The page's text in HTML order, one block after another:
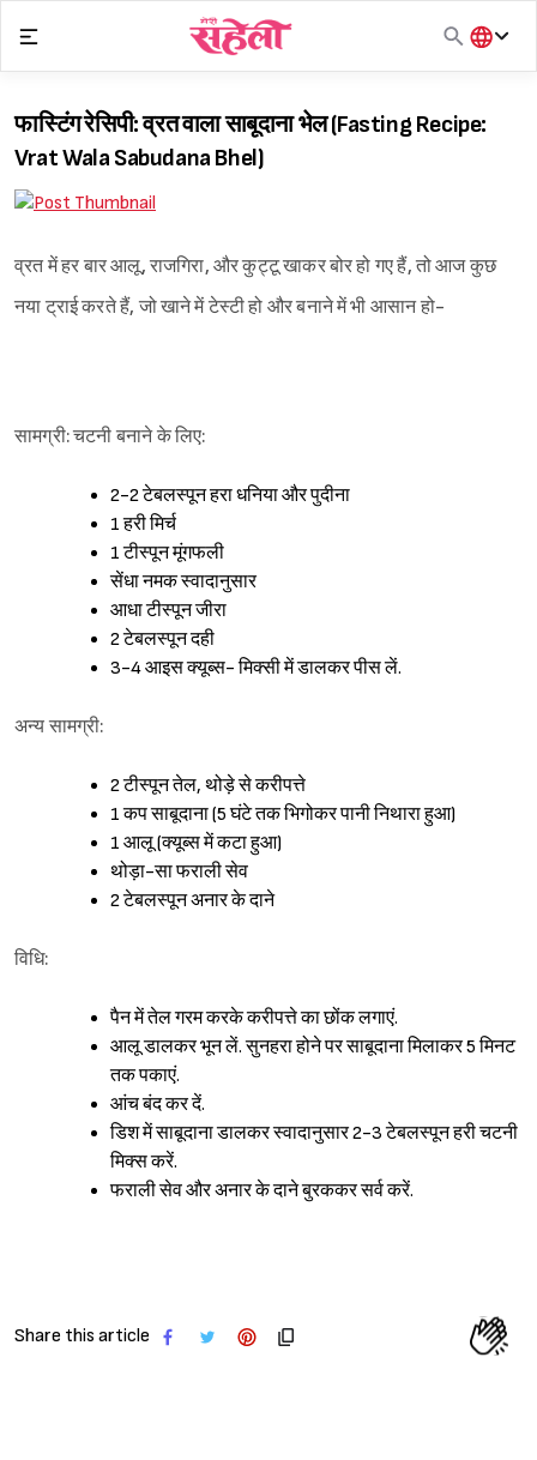
Sign in
content
हिंदी
मराठी
फास्टिंग रेसिपी: व्रत वाला साबूदाना भेल (Fasting Recipe:
Vrat Wala Sabudana Bhel)
व्रत में हर बार आलू, राजगिरा, और कुट्टू खाकर बोर हो गए हैं, तो आज कुछ
नया ट्राई करते हैं, जो खाने में टेस्टी हो और बनाने में भी आसान हो-
सामग्री: चटनी बनाने के लिए:
2-2 टेबलस्पून हरा धनिया और पुदीना
1 हरी मिर्च
1 टीस्पून मूंगफली
सेंधा नमक स्वादानुसार
आधा टीस्पून जीरा
2 टेबलस्पून दही
3-4 आइस क्यूब्स- मिक्सी में डालकर पीस लें.
अन्य सामग्री:
2 टीस्पून तेल, थोड़े से करीपत्ते
1 कप साबूदाना (5 घंटे तक भिगोकर पानी निथारा हुआ)
1 आलू (क्यूब्स में कटा हुआ)
थोड़ा-सा फराली सेव
2 टेबलस्पून अनार के दाने
विधि:
पैन में तेल गरम करके करीपत्ते का छोंक लगाएं.
आलू डालकर भून लें. सुनहरा होने पर साबूदाना मिलाकर 5 मिनट
तक पकाएं.
आंच बंद कर दें.
डिश में साबूदाना डालकर स्वादानुसार 2-3 टेबलस्पून हरी चटनी
मिक्स करें.
फराली सेव और अनार के दाने बुरककर सर्व करें.
Share this article